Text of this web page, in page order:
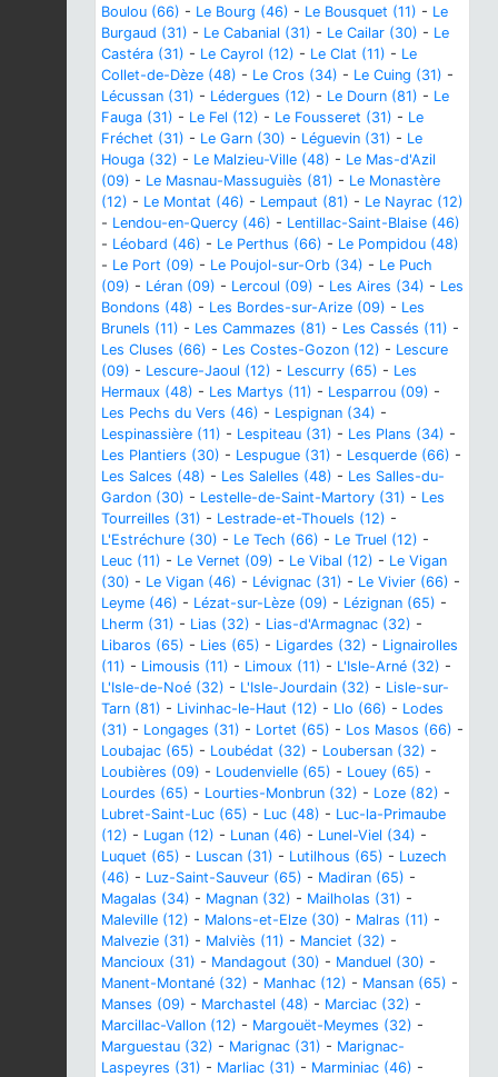
Boulou (66) - Le Bourg (46) - Le Bousquet (11) - Le
Burgaud (31) - Le Cabanial (31) - Le Cailar (30) - Le
Castéra (31) - Le Cayrol (12) - Le Clat (11) - Le
Collet-de-Dèze (48) - Le Cros (34) - Le Cuing (31) -
Lécussan (31) - Lédergues (12) - Le Dourn (81) - Le
Fauga (31) - Le Fel (12) - Le Fousseret (31) - Le
Fréchet (31) - Le Garn (30) - Léguevin (31) - Le
Houga (32) - Le Malzieu-Ville (48) - Le Mas-d'Azil
(09) - Le Masnau-Massuguiès (81) - Le Monastère
(12) - Le Montat (46) - Lempaut (81) - Le Nayrac (12)
- Lendou-en-Quercy (46) - Lentillac-Saint-Blaise (46)
- Léobard (46) - Le Perthus (66) - Le Pompidou (48)
- Le Port (09) - Le Poujol-sur-Orb (34) - Le Puch
(09) - Léran (09) - Lercoul (09) - Les Aires (34) - Les
Bondons (48) - Les Bordes-sur-Arize (09) - Les
Brunels (11) - Les Cammazes (81) - Les Cassés (11) -
Les Cluses (66) - Les Costes-Gozon (12) - Lescure
(09) - Lescure-Jaoul (12) - Lescurry (65) - Les
Hermaux (48) - Les Martys (11) - Lesparrou (09) -
Les Pechs du Vers (46) - Lespignan (34) -
Lespinassière (11) - Lespiteau (31) - Les Plans (34) -
Les Plantiers (30) - Lespugue (31) - Lesquerde (66) -
Les Salces (48) - Les Salelles (48) - Les Salles-du-
Gardon (30) - Lestelle-de-Saint-Martory (31) - Les
Tourreilles (31) - Lestrade-et-Thouels (12) -
L'Estréchure (30) - Le Tech (66) - Le Truel (12) -
Leuc (11) - Le Vernet (09) - Le Vibal (12) - Le Vigan
(30) - Le Vigan (46) - Lévignac (31) - Le Vivier (66) -
Leyme (46) - Lézat-sur-Lèze (09) - Lézignan (65) -
Lherm (31) - Lias (32) - Lias-d'Armagnac (32) -
Libaros (65) - Lies (65) - Ligardes (32) - Lignairolles
(11) - Limousis (11) - Limoux (11) - L'Isle-Arné (32) -
L'Isle-de-Noé (32) - L'Isle-Jourdain (32) - Lisle-sur-
Tarn (81) - Livinhac-le-Haut (12) - Llo (66) - Lodes
(31) - Longages (31) - Lortet (65) - Los Masos (66) -
Loubajac (65) - Loubédat (32) - Loubersan (32) -
Loubières (09) - Loudenvielle (65) - Louey (65) -
Lourdes (65) - Lourties-Monbrun (32) - Loze (82) -
Lubret-Saint-Luc (65) - Luc (48) - Luc-la-Primaube
(12) - Lugan (12) - Lunan (46) - Lunel-Viel (34) -
Luquet (65) - Luscan (31) - Lutilhous (65) - Luzech
(46) - Luz-Saint-Sauveur (65) - Madiran (65) -
Magalas (34) - Magnan (32) - Mailholas (31) -
Maleville (12) - Malons-et-Elze (30) - Malras (11) -
Malvezie (31) - Malviès (11) - Manciet (32) -
Mancioux (31) - Mandagout (30) - Manduel (30) -
Manent-Montané (32) - Manhac (12) - Mansan (65) -
Manses (09) - Marchastel (48) - Marciac (32) -
Marcillac-Vallon (12) - Margouët-Meymes (32) -
Marguestau (32) - Marignac (31) - Marignac-
Laspeyres (31) - Marliac (31) - Marminiac (46) -